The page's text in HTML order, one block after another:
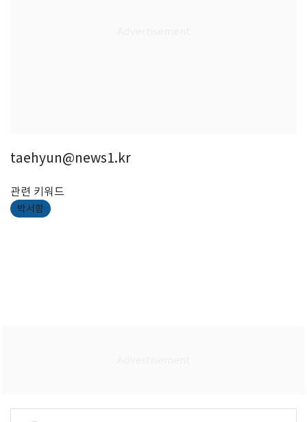
taehyun@news1.kr
관련 키워드
박서함